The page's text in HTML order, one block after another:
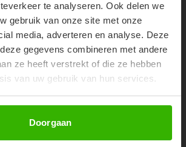
te analyseren. Ook delen we
gebruik van onze site met onze
media, adverteren en analyse. Deze
gegevens combineren met andere
ze heeft verstrekt of die ze hebben
van uw gebruik van hun services.
Doorgaan